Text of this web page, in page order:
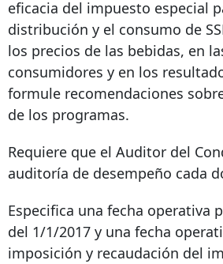
eficacia del impuesto especial
distribución y el consumo de
los precios de las bebidas, en
consumidores y en los
formule recomendaciones
de los programas.
Requiere que el Auditor del
auditoría de desempeño cada
Especifica una fecha operativa
del 1/1/2017 y una fecha
imposición y recaudación del